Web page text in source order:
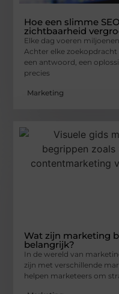
Hoe een slimme
zichtbaarheid
Elke dag voeren
Achter elke
een antwoord, een
precies
Marketing
Wat zijn marketing
belangrijk?
In de wereld van
zijn met verschillende
helpen marketeers om